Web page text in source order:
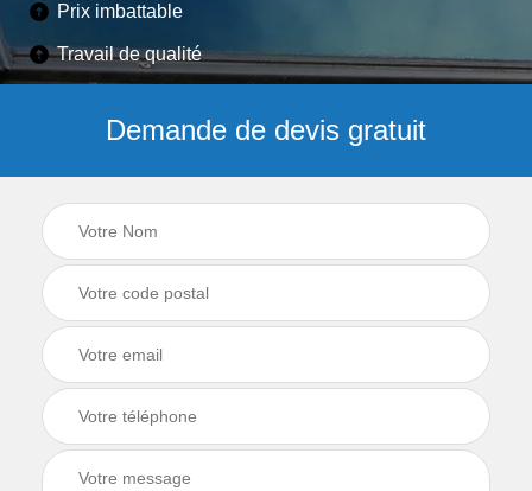
Prix imbattable
Travail de qualité
Demande de devis gratuit